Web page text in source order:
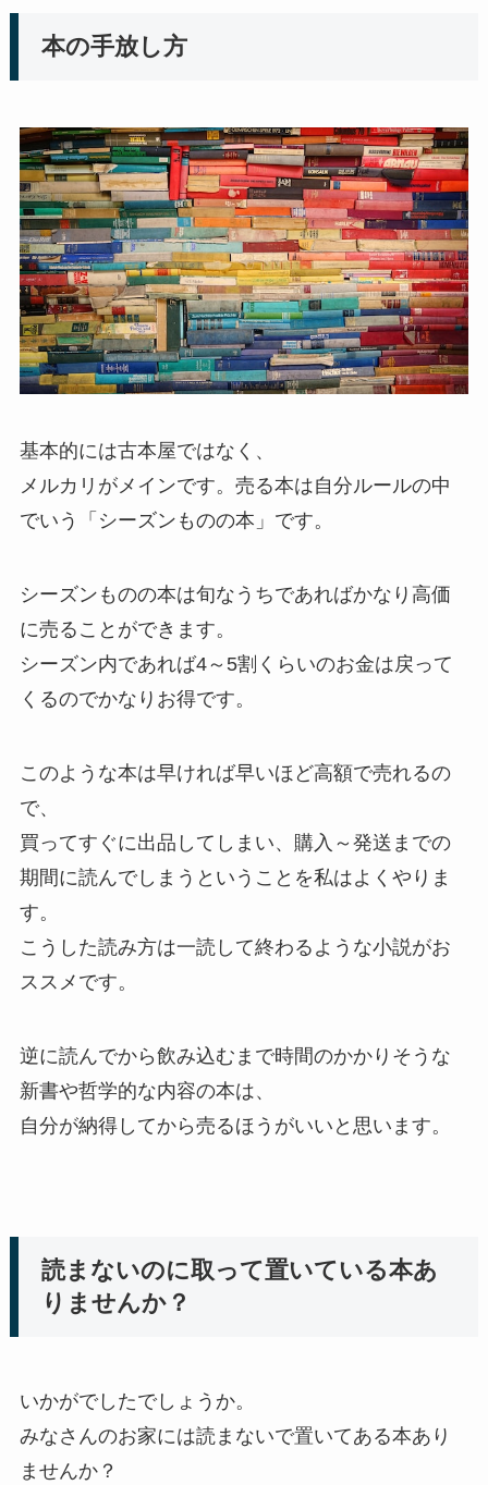
本の手放し方
基本的には古本屋ではなく、
メルカリがメインです。売る本は自分ルールの中
でいう「シーズンものの本」です。
シーズンものの本は旬なうちであればかなり高価
に売ることができます。
シーズン内であれば4～5割くらいのお金は戻って
くるのでかなりお得です。
このような本は早ければ早いほど高額で売れるの
で、
買ってすぐに出品してしまい、購入～発送までの
期間に読んでしまうということを私はよくやりま
す。
こうした読み方は一読して終わるような小説がお
ススメです。
逆に読んでから飲み込むまで時間のかかりそうな
新書や哲学的な内容の本は、
自分が納得してから売るほうがいいと思います。
読まないのに取って置いている本あ
りませんか？
いかがでしたでしょうか。
みなさんのお家には読まないで置いてある本あり
ませんか？